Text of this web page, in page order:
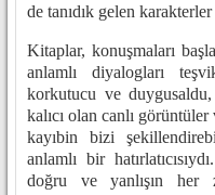
de tanıdık gelen
Kitaplar, konuşmaları
anlamlı diyalogları
korkutucu ve
kalıcı olan canlı
kayıbin bizi
anlamlı bir
doğru ve yanlışın her